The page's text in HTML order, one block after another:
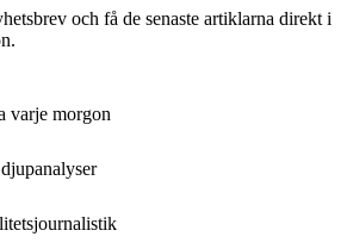
och få de senaste artiklarna direkt i
varje morgon